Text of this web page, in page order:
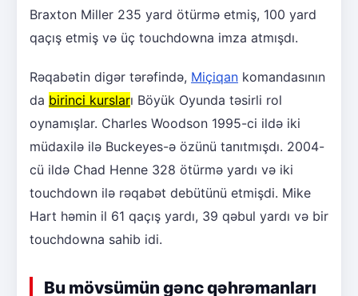
Braxton Miller 235 yard ötürmə etmiş, 100 yard
qaçış etmiş və üç touchdowna imza atmışdı.
Rəqabətin digər tərəfində, Miçiqan komandasının
da birinci kursları Böyük Oyunda təsirli rol
oynamışlar. Charles Woodson 1995-ci ildə iki
müdaxilə ilə Buckeyes-ə özünü tanıtmışdı. 2004-
cü ildə Chad Henne 328 ötürmə yardı və iki
touchdown ilə rəqabət debütünü etmişdi. Mike
Hart həmin il 61 qaçış yardı, 39 qəbul yardı və bir
touchdowna sahib idi.
Bu mövsümün gənc qəhrəmanları